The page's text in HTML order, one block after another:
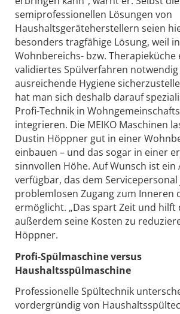
semiprofessionellen Lösungen von
Haushaltsgeräteherstellern seien
besonders tragfähige Lösung, weil
Wohnbereichs- bzw. Therapieküche
validiertes Spülverfahren
ausreichende Hygiene
hat man sich deshalb darauf
Profi-Technik in
integrieren. Die MEIKO Maschinen
Dustin Höppner gut in einer
einbauen – und das sogar in einer
sinnvollen Höhe. Auf Wunsch ist ein
verfügbar, das dem
problemlosen Zugang zum Inneren
ermöglicht. „Das spart Zeit und
außerdem seine Kosten zu
Höppner.
Profi-Spülmaschine versus
Haushaltsspülmaschine
Professionelle Spültechnik
vordergründig von